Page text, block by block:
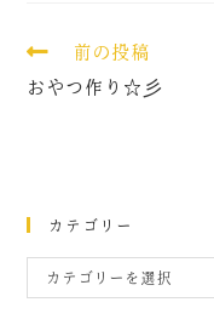
前の投稿
おやつ作り☆彡
カテゴリー
カテゴリーを選択